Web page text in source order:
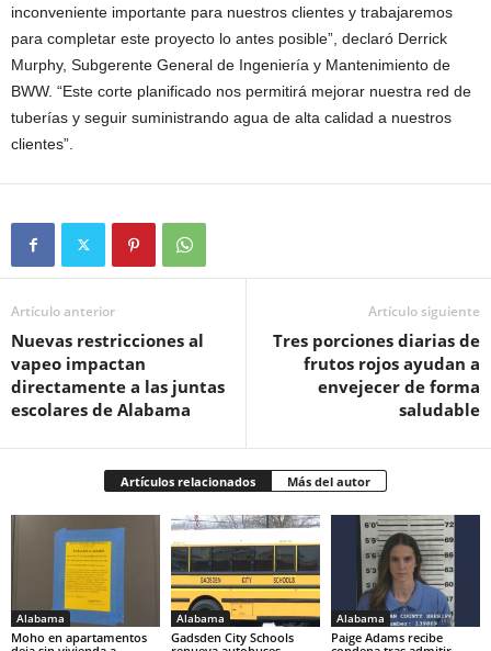
inconveniente importante para nuestros clientes y trabajaremos
para completar este proyecto lo antes posible”, declaró Derrick
Murphy, Subgerente General de Ingeniería y Mantenimiento de
BWW. “Este corte planificado nos permitirá mejorar nuestra red de
tuberías y seguir suministrando agua de alta calidad a nuestros
clientes”.
Artículo anterior
Nuevas restricciones al
vapeo impactan
directamente a las juntas
escolares de Alabama
Artículo siguiente
Tres porciones diarias de
frutos rojos ayudan a
envejecer de forma
saludable
Artículos relacionados Más del autor
Alabama
Moho en apartamentos
Alabama
Gadsden City Schools
Alabama
Paige Adams recibe